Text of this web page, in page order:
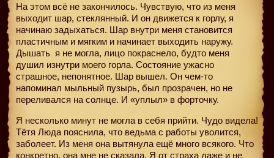
На этом всё не закончилось. Чувствую, что из меня
выходит шар, стеклянный. И он движется к горлу, я
начинаю задыхаться. Шар внутри меня становится
пластичным и мягким и начинает выходить наружу.
Дышать я не могла, лицо покраснело, будто меня
душил изнутри моего горла. Состояние ужасно
страшное, непонятное. Шар вышел. Он чем-то
напоминал мыльный пузырь, был прозрачен, но не
переливался на солнце. И «уплыл» в форточку.
Я несколько минут не могла в себя прийти. Чудо видела!
Тётя Люда пояснила, что ведьма с работы уволится,
заболеет. Из меня она вытянула ещё много всякого. Что
конкретно, она мне не сказала. Я от страха даже и не